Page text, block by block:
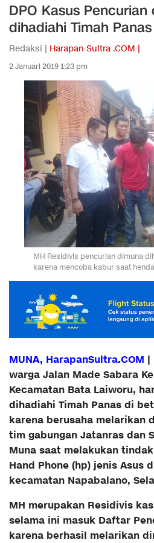
DPO Kasus Pencurian
dihadiahi Timah Panas
Redaksi | Harapan Sultra .COM |
2 Januari 2019 1:23 pm
MH Residivis pencurian dimuna
karena mencoba kabur saat
MUNA, HarapanSultra.COM |
warga Jalan Made Sabara
Kecamatan Bata Laiworu,
dihadiahi Timah Panas di
karena berusaha melarikan
tim gabungan Jatanras dan
Muna saat melakukan
Hand Phone (hp) jenis Asus
kecamatan Napabalano,
MH merupakan Residivis
selama ini masuk Daftar
karena berhasil melarikan